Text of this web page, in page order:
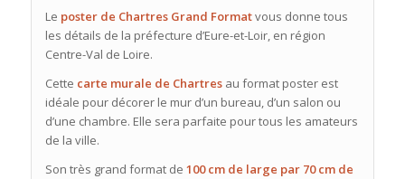
Le poster de Chartres Grand Formatvous donne tous
les détails de la préfecture d’Eure-et-Loir, en région
Centre-Val de Loire.
Cette carte murale de Chartres au format poster est
idéale pour décorer le mur d’un bureau, d’un salon ou
d’une chambre. Elle sera parfaite pour tous les amateurs
de la ville.
Son très grand format de 100 cm de large par 70 cm de